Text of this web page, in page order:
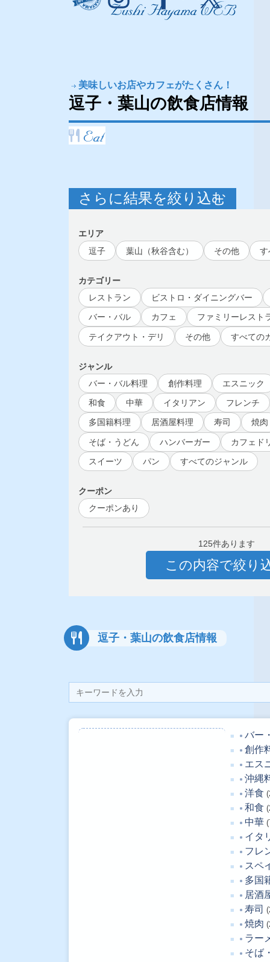
美味しいお店やカフェがたくさん！
逗子・葉山の飲食店情報
さらに結果を絞り込む
エリア
逗子
葉山（秋谷含む） その他 す
カテゴリー
レストラン
ビストロ・ダイニングバー
バー・バル カフェ ファミリーレスト
テイクアウト・デリ その他 すべての
ジャンル
バー・バル料理
創作料理 エスニック
和食 中華 イタリアン フレンチ
多国籍料理 居酒屋料理 寿司 焼肉
そば・うどん ハンバーガー カフェド
スイーツ パン すべてのジャンル
クーポン
クーポンあり
125件あります
この内容で絞り
逗子・葉山の飲食店情報
バー
創作
エス
沖縄
洋食
和食
中華
イタ
フレ
スペ
多国
居酒
寿司
焼肉
ラー
そば